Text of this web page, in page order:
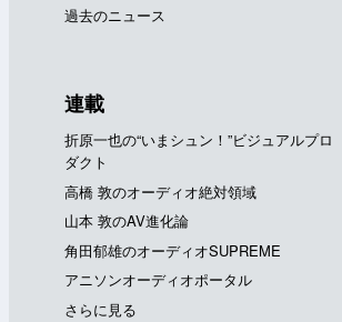
過去のニュース
連載
折原一也の“いまシュン！”ビジュアルプロ
ダクト
高橋 敦のオーディオ絶対領域
山本 敦のAV進化論
角田郁雄のオーディオSUPREME
アニソンオーディオポータル
さらに見る